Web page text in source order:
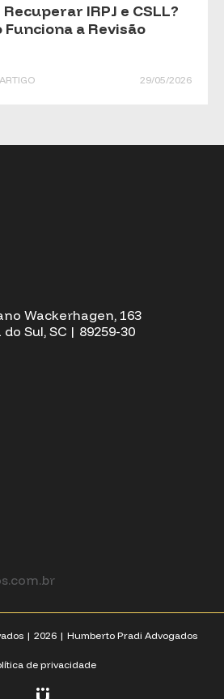
IRPJ e CSLL?
a Revisão
ARTIGO 29/05/2026
Wackerhagen, 163
Sul, SC | 89259-30
| 2026| Humberto Pradi Advogados
de privacidade